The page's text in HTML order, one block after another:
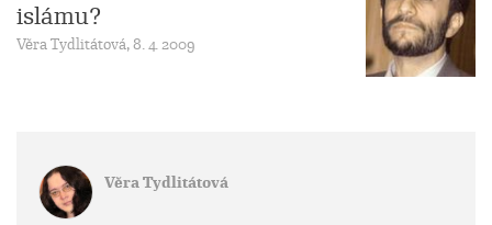
islámu?
Věra Tydlitátová, 8. 4. 2009
Věra Tydlitátová